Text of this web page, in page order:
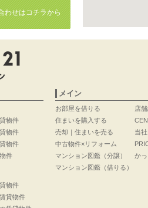
わせはコチラから
物件
物件
物件
件
物件
貸物件
メイン
お部屋を借りる
住まいを購入する
売却｜住まいを売る
中古物件×リフォーム
マンション図鑑（分譲）
マンション図鑑（借りる）
店
当
か